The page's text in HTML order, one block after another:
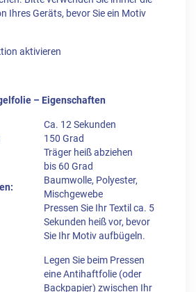
Ihres Geräts, bevor Sie ein Motiv
aktivieren
– Eigenschaften
Ca. 12 Sekunden
150 Grad
Träger heiß abziehen
bis 60 Grad
Baumwolle, Polyester,
Mischgewebe
Pressen Sie Ihr Textil ca. 5
Sekunden heiß vor, bevor
Sie Ihr Motiv aufbügeln.
Legen Sie beim Pressen
eine Antihaftfolie (oder
Backpapier) zwischen Ihr